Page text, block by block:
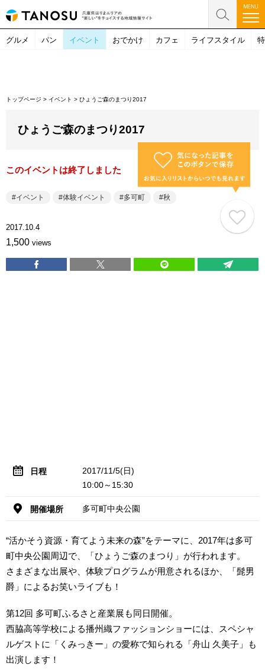
グルメ パン イベント おでかけ カフェ ライフスタイル
トップページ > イベント >ひょうご森のまつり2017
ひょうご森のまつり2017
このイベントは終了しました
イベント 体験イベント 多可町 秋
2017.10.4
1,500 views
日程
2017/11/5(日)
10:00～15:30
開催場所 多可町中央公園
“活かそう資源・育てよう未来の森”をテーマに、2017年は多可
町中央公園周辺で、「ひょうご森のまつり」が行われます。
さまざまな出展や、体験プログラムが用意されるほか、「髭男
爵」によるお笑いライブも！
第12回 多可町ふるさと産業展も同日開催。
西脇高等学校による播州織ファッションショーには、スペシャ
ルゲストに「くみっきー」の愛称で知られる「舟山 久美子」も
出演します！